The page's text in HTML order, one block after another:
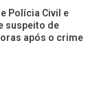
Polícia Civil e
suspeito de
após o crime